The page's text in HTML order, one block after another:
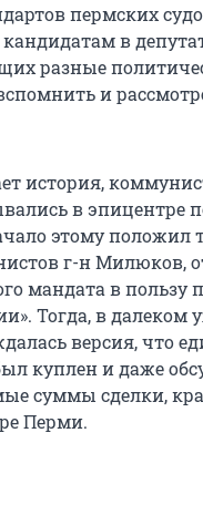
пермских
в
разные
и
история,
в эпицентре
этому положил
г-н Милюков,
мандата в пользу
Тогда, в далеком
версия, что
куплен и даже
суммы сделки,
Перми.